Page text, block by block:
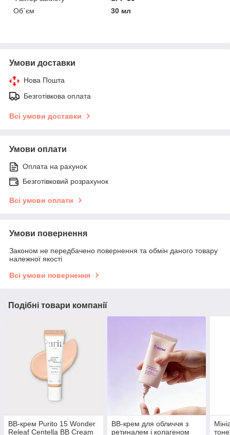
Об`єм
30 мл
Умови доставки
Нова Пошта
Безготівкова оплата
Всі умови доставки
Умови оплати
Оплата на рахунок
Безготівковий розрахунок
Всі умови оплати
Умови повернення
Законом не передбачено повернення та обмін даного товару
належної якості
Всі умови повернення
Подібні товари компанії
ВВ-крем Purito 15 Wonder
Releaf Centella BB Cream
ВВ-крем для обличчя з
ретиналем і колагеном